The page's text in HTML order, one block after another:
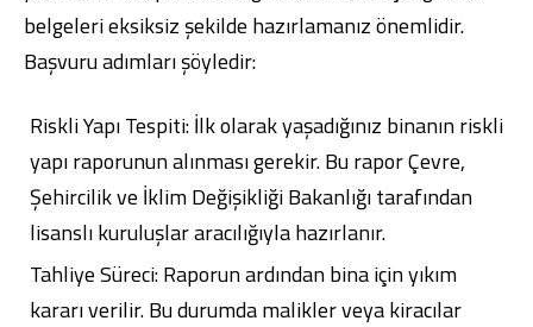
belgeleri eksiksiz şekilde hazırlamanız önemlidir.
Başvuru adımları şöyledir:
Riskli Yapı Tespiti: İlk olarak yaşadığınız binanın riskli
yapı raporunun alınması gerekir. Bu rapor Çevre,
Şehircilik ve İklim Değişikliği Bakanlığı tarafından
lisanslı kuruluşlar aracılığıyla hazırlanır.
Tahliye Süreci: Raporun ardından bina için yıkım
kararı verilir. Bu durumda malikler veya kiracılar